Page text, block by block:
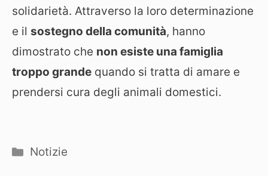
solidarietà. Attraverso la loro determinazione
e il sostegno della comunità, hanno
dimostrato che non esiste una famiglia
troppo grande quando si tratta di amare e
prendersi cura degli animali domestici.
Categorie
Notizie